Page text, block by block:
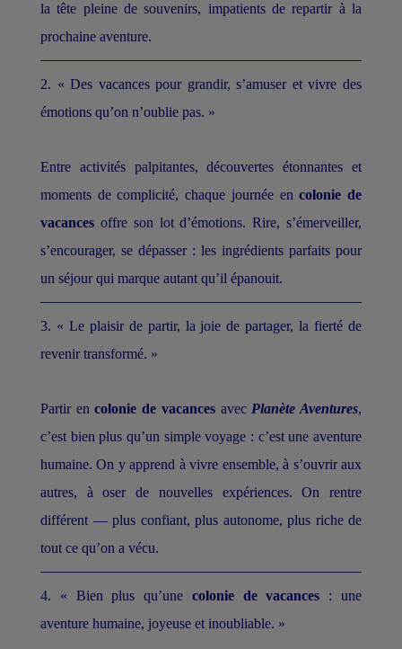
la tête pleine de souvenirs, impatients de repartir à la
prochaine aventure.
2. « Des vacances pour grandir, s’amuser et vivre des
émotions qu’on n’oublie pas. »
Entre activités palpitantes, découvertes étonnantes et
moments de complicité, chaque journée encolonie de
vacances offre son lot d’émotions. Rire, s’émerveiller,
s’encourager, se dépasser : les ingrédients parfaits pour
un séjour qui marque autant qu’il épanouit.
3. « Le plaisir de partir, la joie de partager, la fierté de
revenir transformé. »
Partir encolonie de vacancesavecPlanète Aventures,
c’est bien plus qu’un simple voyage : c’est une aventure
humaine. On y apprend à vivre ensemble, à s’ouvrir aux
autres, à oser de nouvelles expériences. On rentre
différent — plus confiant, plus autonome, plus riche de
tout ce qu’on a vécu.
4. « Bien plus qu’une colonie de vacances : une
aventure humaine, joyeuse et inoubliable. »